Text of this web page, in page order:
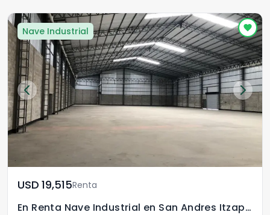
Nave Industrial
USD	19,515Renta
En Renta Nave Industrial en San Andres Itzapa Chimal